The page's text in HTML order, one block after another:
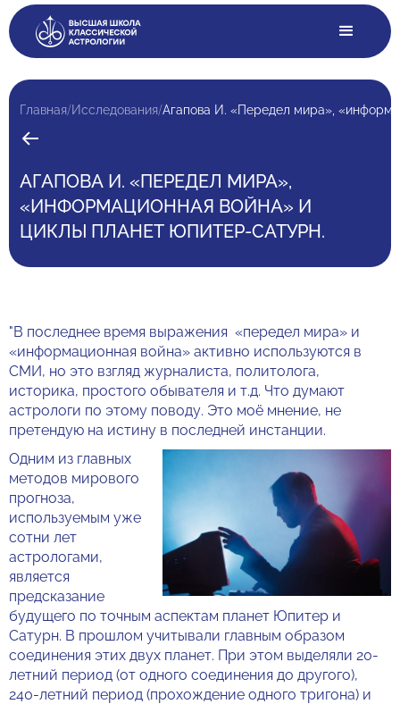
Главная/Исследования/
АГАПОВА И. «ПЕРЕДЕЛ МИРА»,
«ИНФОРМАЦИОННАЯ ВОЙНА» И
ЦИКЛЫ ПЛАНЕТ ЮПИТЕР-САТУРН.
"В последнее время выражения «передел мира» и
«информационная война» активно используются в
СМИ, но это взгляд журналиста, политолога,
историка, простого обывателя и т.д. Что думают
астрологи по этому поводу. Это моё мнение, не
претендую на истину в последней инстанции.
Одним из главных
методов мирового
прогноза,
используемым уже
сотни лет
астрологами,
является
предсказание
будущего по точным аспектам планет Юпитер и
Сатурн. В прошлом учитывали главным образом
соединения этих двух планет. При этом выделяли 20-
летний период (от одного соединения до другого),
240-летний период (прохождение одного тригона) и